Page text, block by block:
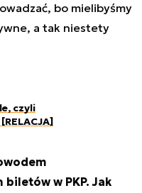
bo mielibyśmy
a tak niestety
czyli
w PKP. Jak